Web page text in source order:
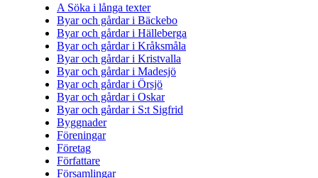
A Söka i långa texter
Byar och gårdar i Bäckebo
Byar och gårdar i Hälleberga
Byar och gårdar i Kråksmåla
Byar och gårdar i Kristvalla
Byar och gårdar i Madesjö
Byar och gårdar i Örsjö
Byar och gårdar i Oskar
Byar och gårdar i S:t Sigfrid
Byggnader
Föreningar
Företag
Författare
Församlingar